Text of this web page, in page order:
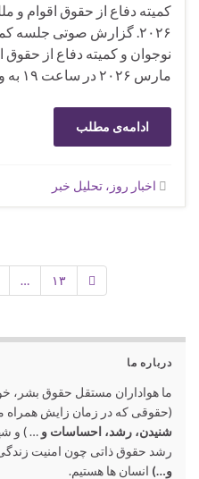
۲۰۲۶. گزارش صوتی جلسه
مارس ۲۰۲۶ در ساعت ۱۹ به وقت اروپای مرکزی …
ادامه‌ی مطلب
اخبار روز، تحلیل خبر
… ۱۳
درباره ما
ما هواداران مستقل حقوق بشر،
(حقوقی که در زمان زایش
شنیدن، رشد، احساسات و … ) و
رشد حقوق ذاتی چون امنیت
و…) انسان ها هستیم.